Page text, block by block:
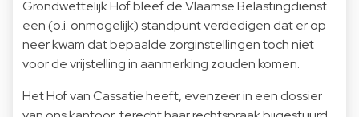
Grondwettelijk Hof bleef de Vlaamse Belastingdienst
een (o.i. onmogelijk) standpunt verdedigen dat er op
neer kwam dat bepaalde zorginstellingen toch niet
voor de vrijstelling in aanmerking zouden komen.
Het Hof van Cassatie heeft, evenzeer in een dossier